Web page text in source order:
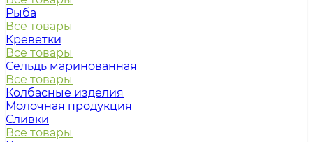
Рыба
Все товары
Креветки
Все товары
Сельдь маринованная
Все товары
Колбасные изделия
Молочная продукция
Сливки
Все товары